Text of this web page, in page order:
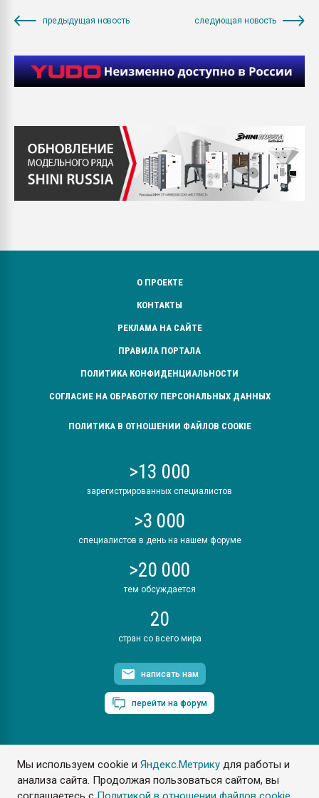
Мы используем cookie иЯндекс.Метрику для работы и
анализа сайта. Продолжая пользоваться сайтом, вы
предыдущая новость следующая новость
О ПРОЕКТЕ
КОНТАКТЫ
РЕКЛАМА НА САЙТЕ
ПРАВИЛА ПОРТАЛА
ПОЛИТИКА КОНФИДЕНЦИАЛЬНОСТИ
СОГЛАСИЕ НА ОБРАБОТКУ ПЕРСОНАЛЬНЫХ ДАННЫХ
ПОЛИТИКА В ОТНОШЕНИИ ФАЙЛОВ COOKIE
>13 000
зарегистрированных специалистов
>3 000
специалистов в день на нашем форуме
>20 000
тем обсуждается
20
стран со всего мира
написать нам
перейти на форум
ПластЭксперт © 2006. Все права защищены
Разрешается копирование материалов сайта с обязательной
ссылкой на www.e-plastic.ru